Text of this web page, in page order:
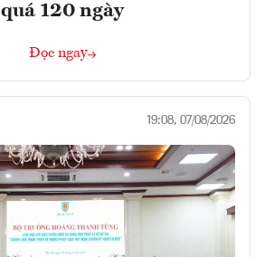
quá 120 ngày
Đọc ngay
19:08, 07/08/2026